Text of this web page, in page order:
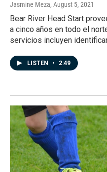
Jasmine Meza, August 5, 2021
Bear River Head Start
a cinco años en todo el
servicios incluyen
LISTEN • 2:49